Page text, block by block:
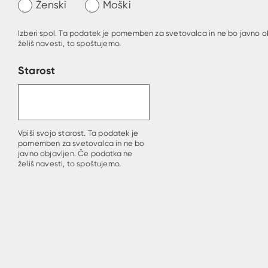
Ženski Moški
Izberi spol. Ta podatek je pomemben za svetovalca in ne bo javno
želiš navesti, to spoštujemo.
Starost
Vpiši svojo starost. Ta podatek je
pomemben za svetovalca in ne bo
javno objavljen. Če podatka ne
želiš navesti, to spoštujemo.